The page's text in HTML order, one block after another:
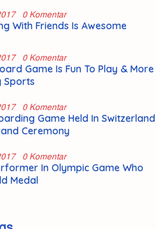
0 Komentar
With Friends Is Awesome
0 Komentar
Game Is Fun To Play & More
Sports
0 Komentar
Game Held In Switzerland
Ceremony
0 Komentar
In Olympic Game Who
Medal